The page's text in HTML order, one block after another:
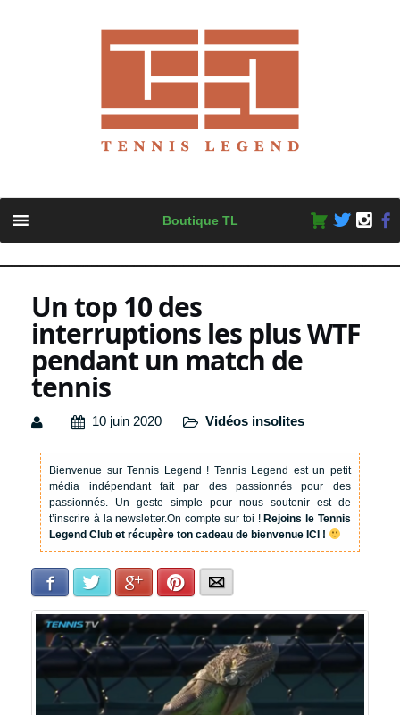
content
Boutique TL
Un top 10 des
interruptions les plus WTF
pendant un match de
tennis
10 juin 2020 Vidéos insolites
Bienvenue sur Tennis Legend ! Tennis Legend est un petit
média indépendant fait par des passionnés pour des
passionnés. Un geste simple pour nous soutenir est de
t’inscrire à la newsletter.On compte sur toi !Rejoins le Tennis
Legend Club et récupère ton cadeau de bienvenue ICI !
Facebook Twitter Google+Pinterest